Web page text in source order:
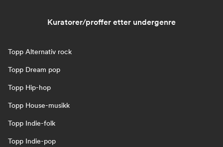
Kuratorer/proffer etter undergenre
Topp Alternativ rock
Topp Dream pop
Topp Hip-hop
Topp House-musikk
Topp Indie-folk
Topp Indie-pop